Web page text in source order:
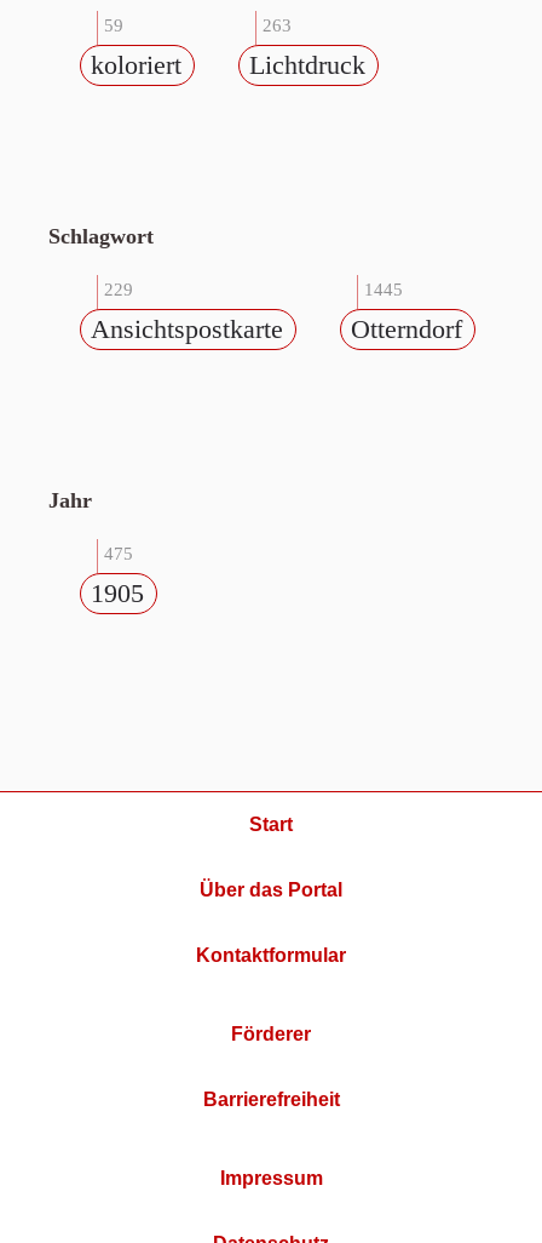
59
koloriert
263
Lichtdruck
Schlagwort
229
Ansichtspostkarte
1445
Otterndorf
Jahr
475
1905
Start
Über das Portal
Kontaktformular
Förderer
Barrierefreiheit
Impressum